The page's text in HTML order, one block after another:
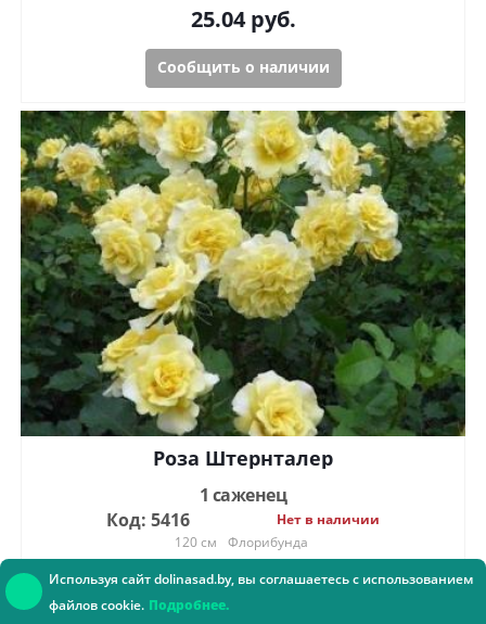
25.04руб.
Сообщить о наличии
Роза Штернталер
1 саженец
Код: 5416
Нет в наличии
120 см
Флорибунда
39.92руб.
Используя сайт dolinasad.by, вы соглашаетесь с использованием
файлов cookie. Подробнее.